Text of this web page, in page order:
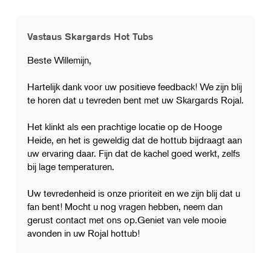
Vastaus Skargards Hot Tubs
Beste Willemijn,
Hartelijk dank voor uw positieve feedback! We zijn blij
te horen dat u tevreden bent met uw Skargards Rojal.
Het klinkt als een prachtige locatie op de Hooge
Heide, en het is geweldig dat de hottub bijdraagt aan
uw ervaring daar. Fijn dat de kachel goed werkt, zelfs
bij lage temperaturen.
Uw tevredenheid is onze prioriteit en we zijn blij dat u
fan bent! Mocht u nog vragen hebben, neem dan
gerust contact met ons op.Geniet van vele mooie
avonden in uw Rojal hottub!